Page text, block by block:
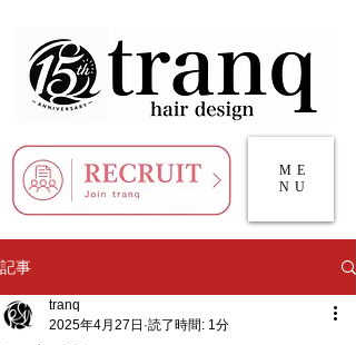
ME
NU
記事
tranq
2025年4月27日 読了時間: 1分